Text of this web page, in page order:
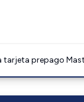
tarjeta prepago